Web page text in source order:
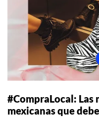
#CompraLocal: Las
mexicanas que